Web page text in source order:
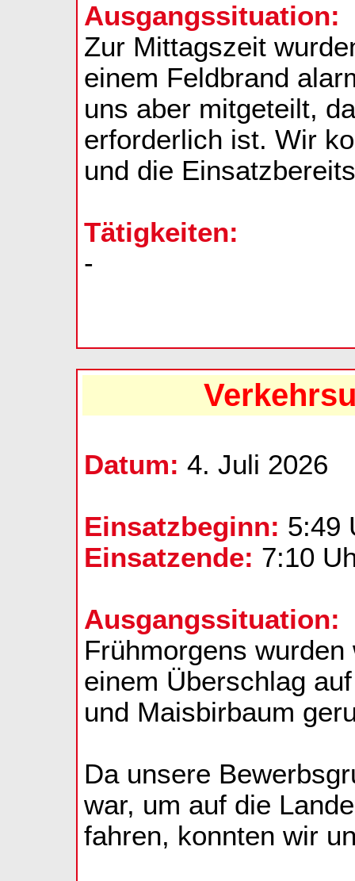
Ausgangssituation:
Zur Mittagszeit
einem Feldbrand
uns aber mitgeteilt,
erforderlich ist. Wir
und die
Tätigkeiten:
-
Datum: 4. Juli 2026
Einsatzbeginn: 5:49
Einsatzende: 7:10
Ausgangssituation:
Frühmorgens
einem Überschlag
und Maisbirbaum
Da unsere
war, um auf die
fahren, konnten wir